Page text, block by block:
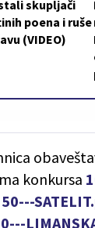
skupljači
poena i ruše
(VIDEO)
konkursa